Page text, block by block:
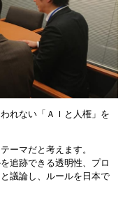
れない「ＡＩと人権」を
ーマだと考えます。
追跡できる透明性、プロ
議論し、ルールを日本で